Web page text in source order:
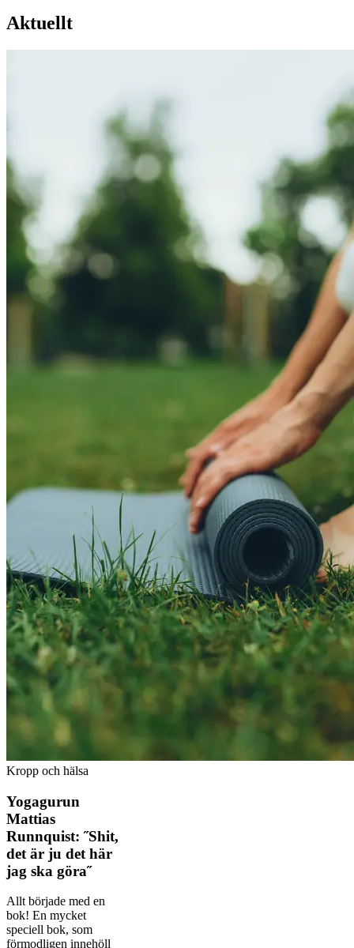
Aktuellt
Kropp och hälsa
Yogagurun
Mattias
Runnquist: ˝Shit,
det är ju det här
jag ska göra˝
Allt började med en
bok! En mycket
speciell bok, som
förmodligen innehöll